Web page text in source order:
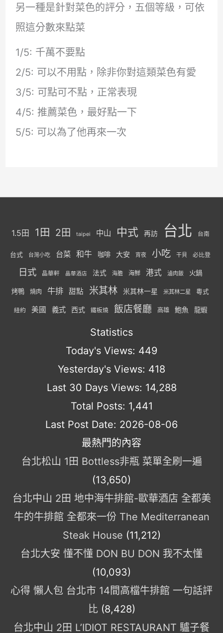
另一種是針對菜色的評分，五個等級，可依
照這分數來點菜
1/5: 千萬不要點
2/5: 可以不用點，除非你對這類菜色有愛
3/5: 可點可不點，正常表現
4/5: 推薦菜色，最好點一下
5/5: 可以為了他再來一次
1.5田 1田 2田 taipei 中山 中式 再訪 台北 台南
台式 台灣小吃 台菜 和牛 咖啡 大安 宵夜 小吃 干貝 必比登
日式 晶華軒 晶華酒店 法式 海膽 海鮮 港式 滷肉飯 火鍋
烤鴨 燒肉 牛排 甜點 米其林 米其林一星 米其林二星 粵式
紐約 美國 義式 西式 鐵板燒 飯店餐廳 高雄 鮑魚 龍蝦
Statistics
Today's Views: 449
Yesterday's Views: 418
Last 30 Days Views: 14,288
Total Posts: 1,441
Last Post Date: 2026-08-06
最熱門的內容
台北松山 1田 Bottless非瓶 菜單全刷一遍
(13,650)
台北中山 2田 地中海牛排館-歐華酒店 全都美
牛的牛排館 全都來一份 The Mediterranean
Steak House (11,212)
台北大安 懂不懂 DON BU DON 我不太懂
(10,093)
心得 懶人包 台北市 14間高檔牛排館 一句話評
比 (8,428)
台北中山 2田 L’IDIOT RESTAURANT 驢子餐